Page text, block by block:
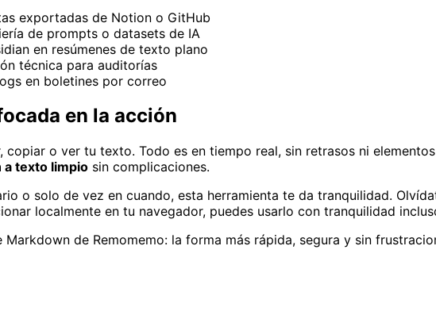
exportadas de Notion o GitHub
de prompts o datasets de IA
en resúmenes de texto plano
técnica para auditorías
en boletines por correo
en la acción
copiar o ver tu texto. Todo es en tiempo real, sin retrasos ni
a texto limpio sin complicaciones.
o solo de vez en cuando, esta herramienta te da tranquilidad.
localmente en tu navegador, puedes usarlo con tranquilidad
de Remomemo: la forma más rápida, segura y sin